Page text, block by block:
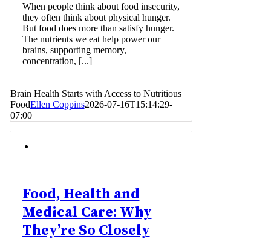
When people think about food insecurity,
they often think about physical hunger.
But food does more than satisfy hunger.
The nutrients we eat help power our
brains, supporting memory,
concentration, [...]
Brain Health Starts with Access to Nutritious
FoodEllen Coppins2026-07-16T15:14:29-
07:00
Food, Health and
Medical Care: Why
They’re So Closely